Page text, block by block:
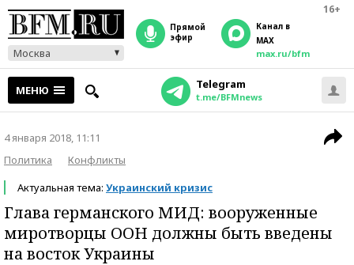
16+
Москва
прямой
эфир
Канал в
MAX
max.ru/bfm
МЕНЮ Telegram
t.me/BFMnews
4 января 2018, 11:11
Политика
Конфликты
Актуальная тема: Украинский кризис
Глава германского МИД: вооруженные
миротворцы ООН должны быть введены
на восток Украины